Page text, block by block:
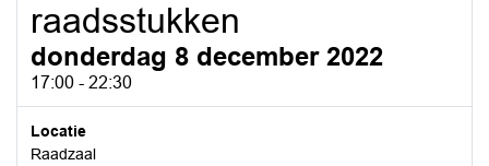
raadsstukken
donderdag 8 december 2022
17:00 - 22:30
Locatie
Raadzaal